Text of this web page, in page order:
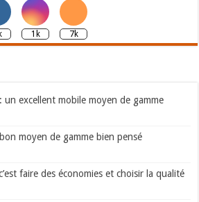
1k 7k
un excellent mobile moyen de gamme
moyen de gamme bien pensé
faire des économies et choisir la qualité